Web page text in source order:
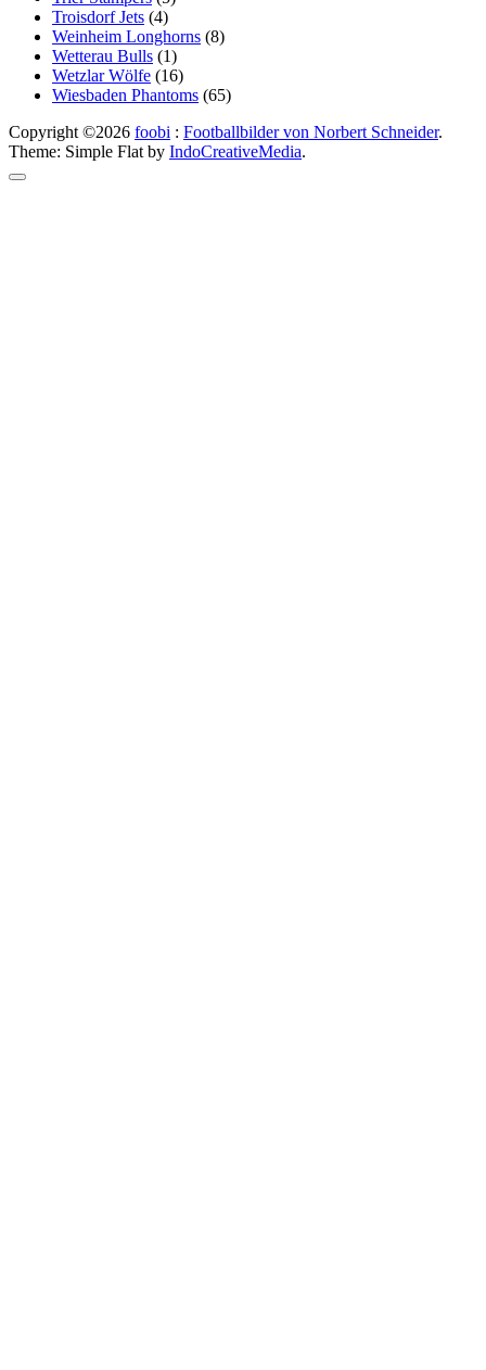
Troisdorf Jets (4)
Weinheim Longhorns (8)
Wetterau Bulls (1)
Wetzlar Wölfe (16)
Wiesbaden Phantoms (65)
Copyright ©2026 foobi : Footballbilder von Norbert Schneider.
Theme: Simple Flat by IndoCreativeMedia.